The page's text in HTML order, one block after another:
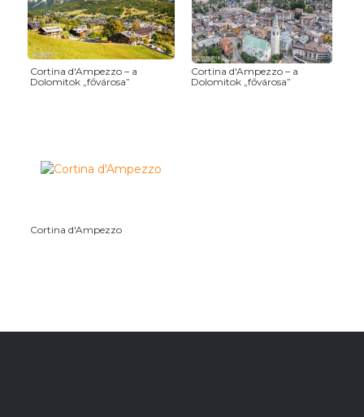
Cortina d'Ampezzo – a
Dolomitok „fővárosa”
Cortina d'Ampezzo – a
Dolomitok „fővárosa”
Cortina d'Ampezzo